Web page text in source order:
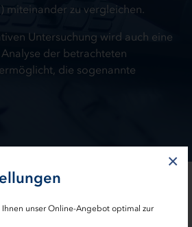
unser Online-Angebot optimal zur
×
miteinander zu vergleichen.
Untersuchung wird auch eine
der betrachteten
die sogenannte